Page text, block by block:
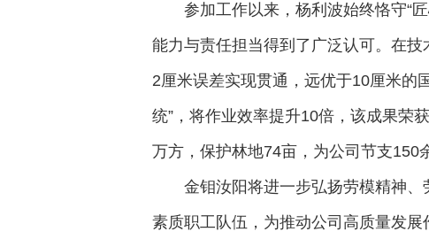
参加工作以来，杨利波始终恪守“
能力与责任担当得到了广泛认可。在
2厘米误差实现贯通，远优于10厘米的
统”，将作业效率提升10倍，该成果荣
万方，保护林地74亩，为公司节支150
金钼汝阳将进一步弘扬劳模精神
素质职工队伍，为推动公司高质量发展